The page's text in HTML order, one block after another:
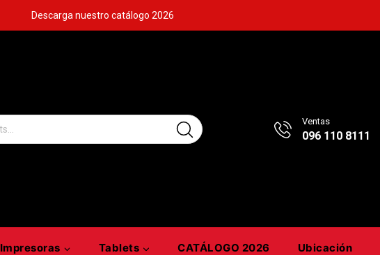
Descarga nuestro catálogo 2026
Ventas
096 110 8111
Impresoras Tablets CATÁLOGO 2026 Ubicación